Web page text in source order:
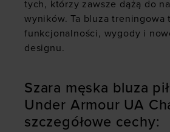
tych, którzy zawsze dążą do
wyników. Ta bluza treningowa
funkcjonalności, wygody i
designu.
Szara męska bluza
Under Armour UA
szczegółowe cechy: